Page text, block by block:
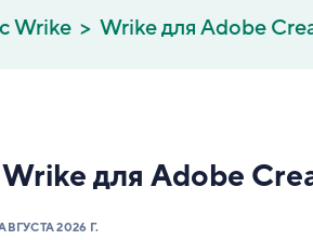
Wrike Wrike для Adobe
для Adobe
2026 Г.